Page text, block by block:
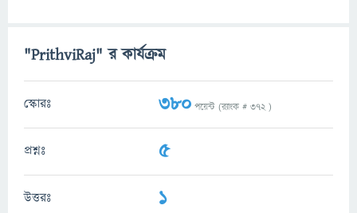
"PrithviRaj" র কার্যক্রম
স্কোরঃ 380 পয়েন্ট (র‌্যাংক # 372)
প্রশ্নঃ 5
উত্তরঃ 1